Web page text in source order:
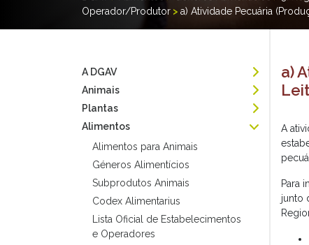
Operador/Produtor > a) Atividade Pecuária
A DGAV
Animais
Plantas
Alimentos
Alimentos para Animais
Géneros Alimentícios
Subprodutos Animais
Codex Alimentarius
Lista Oficial de Estabelecimentos
e Operadores
a)
A
Para
junto